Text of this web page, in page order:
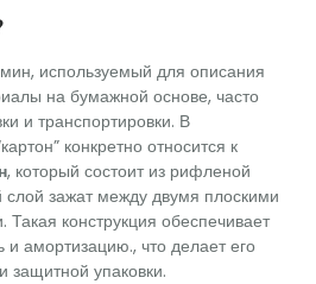
используемый для описания
на бумажной основе, часто
и транспортировки. В
конкретно относится к
, который состоит из рифленой
зажат между двумя плоскими
конструкция обеспечивает
и амортизацию., что делает его
защитной упаковки.